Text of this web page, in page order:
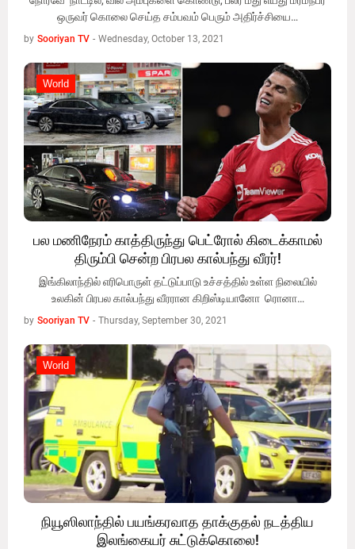
ஒருவர் கொலை செய்த சம்பவம் பெரும் அதிர்ச்சியை…
by Sooriyan TV - Wednesday, October 13, 2021
World
World
பல மணிநேரம் காத்திருந்து பெட்ரோல் கிடைக்காமல்
திரும்பி சென்ற பிரபல கால்பந்து வீரர்!
இங்கிலாந்தில் எரிபொருள் தட்டுப்பாடு உச்சத்தில் உள்ள நிலையில்
உலகின் பிரபல கால்பந்து வீரரான கிறிஸ்டியானோ ரொனா…
by Sooriyan TV - Thursday, September 30, 2021
World
World
நியூஸிலாந்தில் பயங்கரவாத தாக்குதல் நடத்திய
இலங்கையர் சுட்டுக்கொலை!